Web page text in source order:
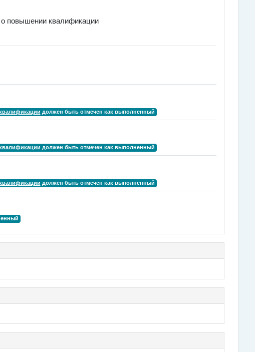
о повышении квалификации
должен быть отмечен как выполненный
должен быть отмечен как выполненный
должен быть отмечен как выполненный